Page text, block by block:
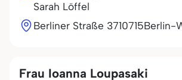
Sarah Löffel
Berliner Straße 3710715Berlin-
Frau Ioanna Loupasaki